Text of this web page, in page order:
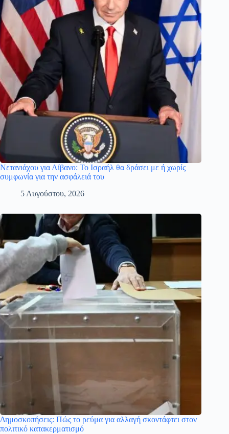
Νετανιάχου για Λίβανο: Το Ισραήλ θα δράσει με ή χωρίς
συμφωνία για την ασφάλειά του
5 Αυγούστου, 2026
Δημοσκοπήσεις: Πώς το ρεύμα για αλλαγή σκοντάφτει στον
πολιτικό κατακερματισμό